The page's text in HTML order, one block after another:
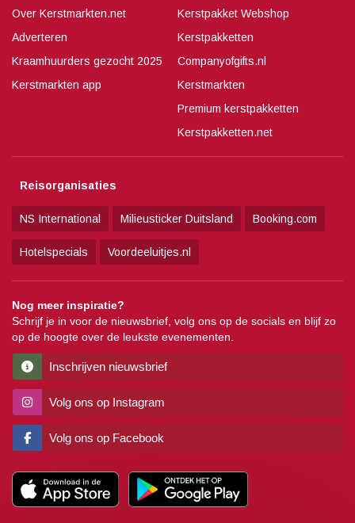
Over Kerstmarkten.net
Adverteren
Kraamhuurders gezocht 2025
Kerstmarkten app
Kerstpakket Webshop
Kerstpakketten
Companyofgifts.nl
Kerstmarkten
Premium kerstpakketten
Kerstpakketten.net
Reisorganisaties
NS International Milieusticker Duitsland Booking.com
Hotelspecials Voordeeluitjes.nl
Nog meer inspiratie?
Schrijf je in voor de nieuwsbrief, volg ons op de socials en blijf zo
op de hoogte over de leukste evenementen.
Inschrijven nieuwsbrief
Volg ons op Instagram
Volg ons op Facebook